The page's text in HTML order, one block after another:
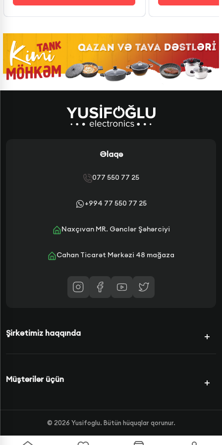
Şirkətimiz haqqında
Kredit Növləri
Müştərilər üçün
Məhsullar
Əlaqə
077 550 77 25
+994 77 550 77 25
Naxçıvan MR. Gənclər Şəhərciyi
Cahan Ticarət Mərkəzi 48 mağaza
© 2026 Yusifoglu. Bütün hüquqlar qorunur.